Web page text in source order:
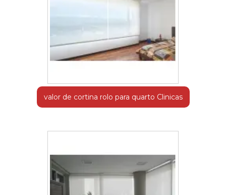
valor de cortina rolo para quarto Clinicas